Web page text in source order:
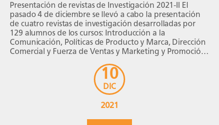
10
DIC
2021
Presentación de revistas de Investigación 2021-II El
pasado 4 de diciembre se llevó a cabo la presentación
de cuatro revistas de investigación desarrolladas por
129 alumnos de los cursos: Introducción a la
Comunicación, Políticas de Producto y Marca, Dirección
Comercial y Fuerza de Ventas y Marketing y Promoción.